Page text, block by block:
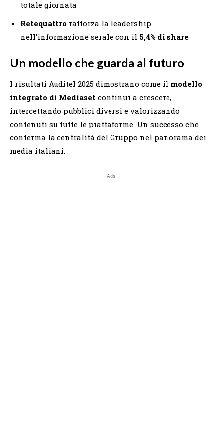
totale giornata
Retequattro rafforza la leadership
nell’informazione serale con il 5,4% di share
Un modello che guarda al futuro
I risultati Auditel 2025 dimostrano come il modello
integrato di Mediaset continui a crescere,
intercettando pubblici diversi e valorizzando
contenuti su tutte le piattaforme. Un successo che
conferma la centralità del Gruppo nel panorama dei
media italiani.
Ads